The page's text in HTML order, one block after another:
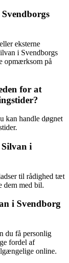
eksterne
i Svendborgs
opmærksom på
for at
kan handle døgnet
i
til rådighed tæt
dem med bil.
i Svendborg
du få personlig
fordel af
online.